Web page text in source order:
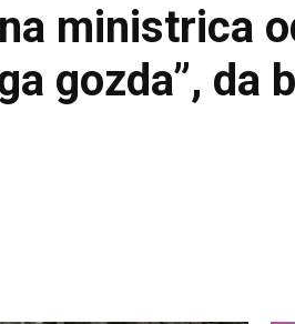
ministrica
gozda”, da